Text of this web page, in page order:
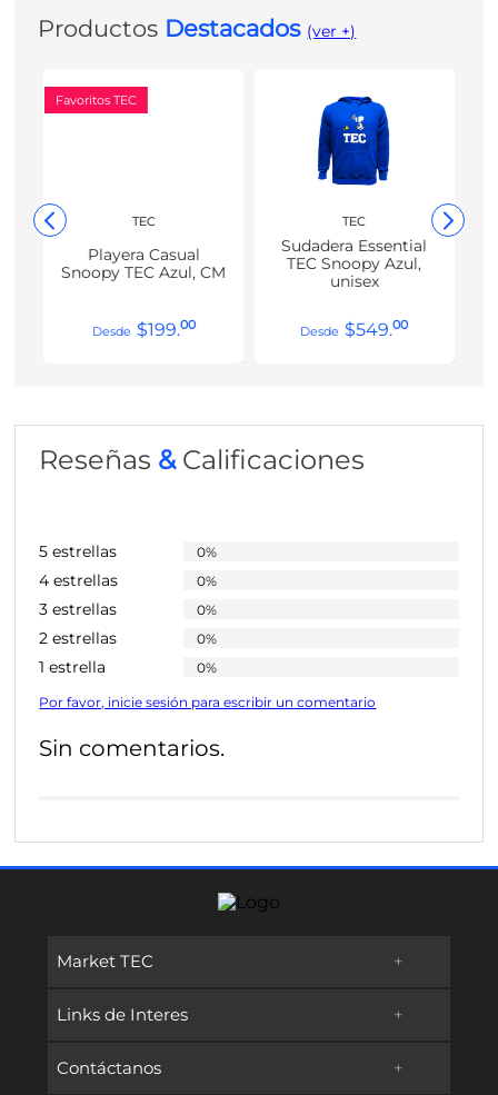
Productos Destacados (ver +)
Favoritos TEC
TEC
Playera Casual
Snoopy TEC Azul, CM
$199.00
TEC
Sudadera Essential
TEC Snoopy Azul,
unisex
$549.00
Reseñas &Calificaciones
5 estrellas 0%
4 estrellas 0%
3 estrellas 0%
2 estrellas 0%
1 estrella 0%
Por favor, inicie sesión para escribir un comentario
Sin comentarios.
Market TEC +
Promociones
Preguntas frecuentes
Links de Interes +
Oferta Educativa
Contáctanos +